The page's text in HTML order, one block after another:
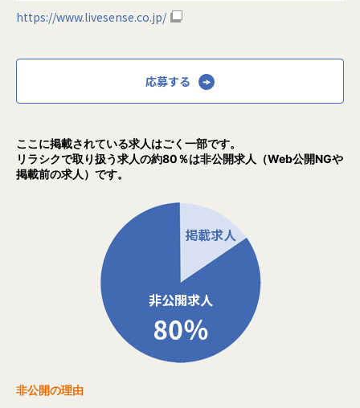
https://www.livesense.co.jp/
応募する
ここに掲載されている求人はごく一部です。
リラシクで取り扱う求人の約80％は非公開求人（Web公開NGや
掲載前の求人）です。
非公開の理由